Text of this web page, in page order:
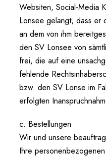
Websiten, Social-Media
Lonsee gelangt, dass er
an dem von ihm
den SV Lonsee von
frei, die auf eine
fehlende
bzw. den SV Lonse im
erfolgten
c. Bestellungen
Wir und unsere
Ihre